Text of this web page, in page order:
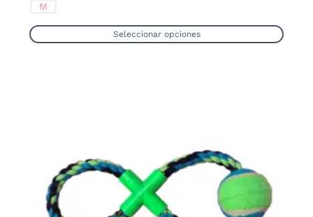
M
Seleccionar opciones
pueden
elegir
en
la